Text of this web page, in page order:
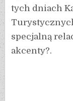
tych dniach
specjalną
akcenty?.